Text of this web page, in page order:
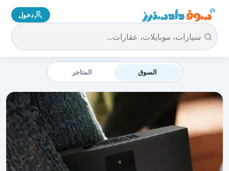
سوق دادسترز الرئيسية دخول
السوق المتاجر